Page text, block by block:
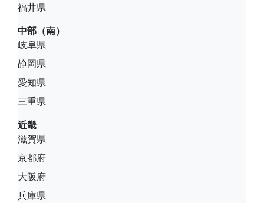
福井県
中部（南）
岐阜県
静岡県
愛知県
三重県
近畿
滋賀県
京都府
大阪府
兵庫県